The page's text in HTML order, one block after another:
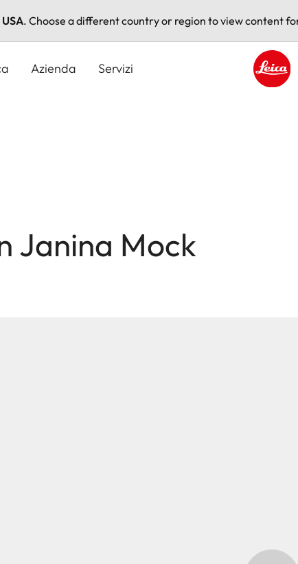
USA. Choose a different country or region to view content
Azienda Servizi
Janina Mock